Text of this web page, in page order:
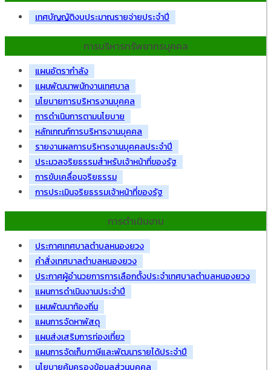
เทศบัญญัติงบประมาณรายจ่ายประจำปี
การบริหารทรัพยากรบุคคล
แผนอัตรากำลัง
แผนพัฒนาพนักงานเทศบาล
นโยบายการบริหารงานบุคคล
การดำเนินการตามนโยบาย
หลักเกณฑ์การบริหารงานบุคคล
รายงานผลการบริหารงานบุคคลประจำปี
ประมวลจริยธรรมสำหรับเจ้าหน้าที่ของรัฐ
การขับเคลื่อนจริยธรรม
การประเมินจริยธรรมเจ้าหน้าที่ของรัฐ
การดำเนินงาน
ประกาศเทศบาลตำบลหนองยวง
คำสั่งเทศบาลตำบลหนองยวง
ประกาศผู้อำนวยการการเลือกตั้งประจำเทศบาลตำบลหนองยวง
แผนการดำเนินงานประจำปี
แผนพัฒนาท้องถิ่น
แผนการจัดหาพัสดุ
แผนส่งเสริมการท่องเที่ยว
แผนการจัดเก็บภาษีและพัฒนารายได้ประจำปี
นโยบายคุ้มครองข้อมูลส่วนบุคคล